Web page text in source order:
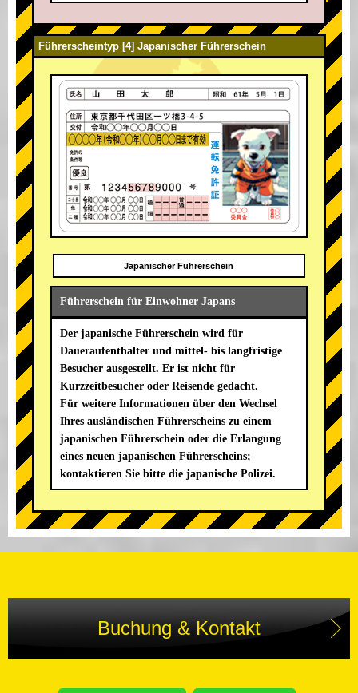
Führerscheintyp [4] Japanischer Führerschein
Japanischer Führerschein
Führerschein für Einwohner Japans
Der japanische Führerschein wird für
Daueraufenthalter und mittel- bis langfristige
Besucher ausgestellt. Er ist nicht für
Kurzzeitbesucher oder Reisende gedacht.
Für weitere Informationen über den Wechsel
Ihres ausländischen Führerscheins zu einem
japanischen Führerschein oder die Erlangung
eines neuen japanischen Führerscheins;
kontaktieren Sie bitte die japanische Polizei.
Buchung & Kontakt